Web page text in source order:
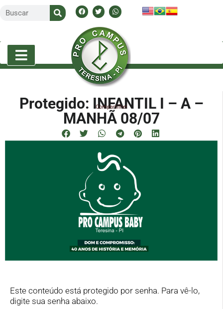
Protegido: INFANTIL I – A –
MANHÃ 08/07
Compartilhe!
Este conteúdo está protegido por senha. Para vê-lo,
digite sua senha abaixo.